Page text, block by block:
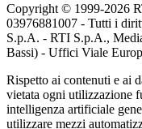
Copyright © 1999-2026
03976881007 - Tutti i
S.p.A. - RTI S.p.A.,
Bassi) - Uffici Viale
Rispetto ai contenuti e ai
vietata ogni utilizzazione
intelligenza artificiale
utilizzare mezzi